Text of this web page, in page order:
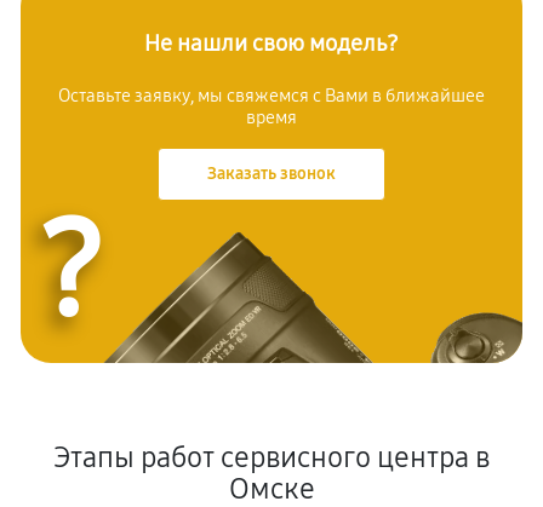
Не нашли свою модель?
Оставьте заявку, мы свяжемся с Вами в ближайшее
время
Заказать звонок
?
Этапы работ сервисного центра в
Омске